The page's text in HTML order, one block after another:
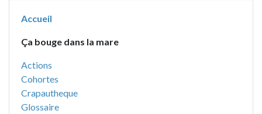
Accueil
Ça bouge dans la mare
Actions
Cohortes
Crapautheque
Glossaire